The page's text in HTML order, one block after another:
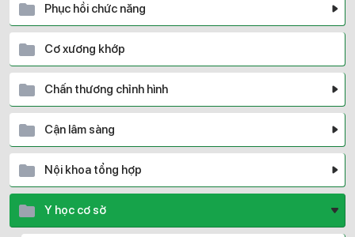
Phục hồi chức năng
Cơ xương khớp
Chấn thương chỉnh hình
Cận lâm sàng
Nội khoa tổng hợp
Y học cơ sở